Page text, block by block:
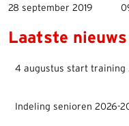
28 september 2019
Laatste nieuws
4 augustus start training
Indeling senioren 2026-